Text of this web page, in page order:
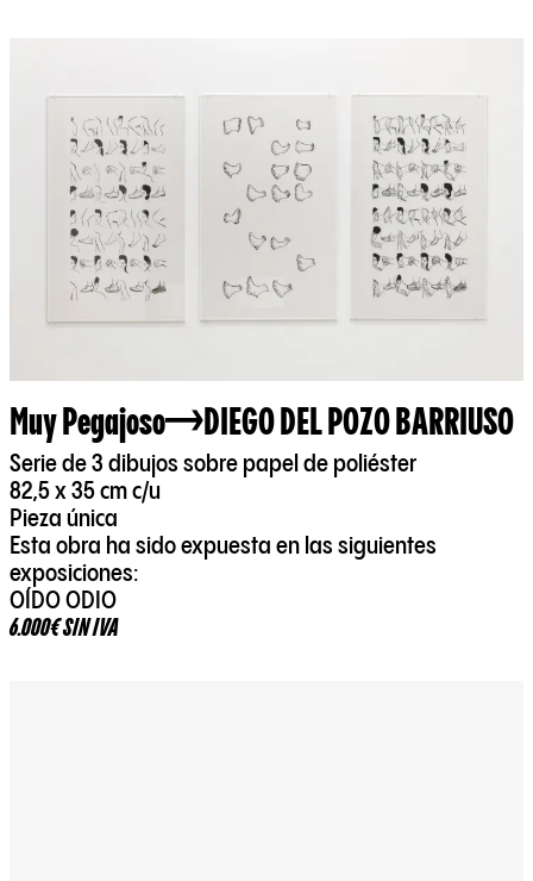
Muy Pegajoso DIEGO DEL POZO BARRIUSO
Serie de 3 dibujos sobre papel de poliéster
82,5 x 35 cm c/u
Pieza única
Esta obra ha sido expuesta en las siguientes
exposiciones:
OÍDO ODIO
6.000€ SIN IVA